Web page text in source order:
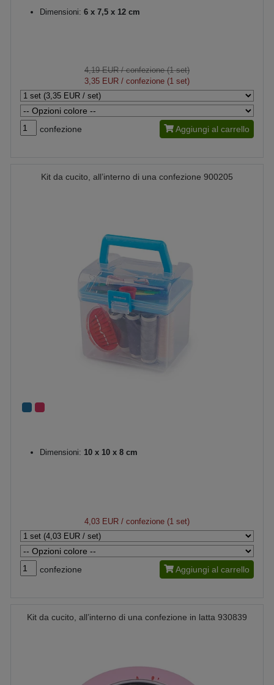
Dimensioni: 6 x 7,5 x 12 cm
4,19 EUR/ confezione (1 set)
3,35 EUR / confezione (1 set)
confezione Aggiungi al carrello
Kit da cucito, all’interno di una confezione 900205
Dimensioni: 10 x 10 x 8 cm
4,03 EUR / confezione (1 set)
confezione Aggiungi al carrello
Kit da cucito, all’interno di una confezione in latta 930839